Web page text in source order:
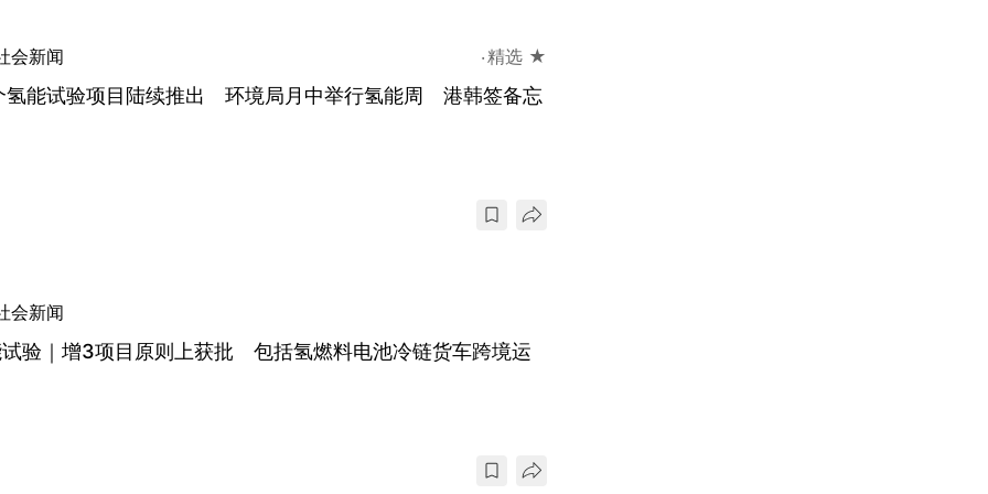
会新闻 精选 ★
氢能试验项目陆续推出 环境局月中举行氢能周 港韩签备忘
会新闻
验｜增3项目原则上获批 包括氢燃料电池冷链货车跨境运